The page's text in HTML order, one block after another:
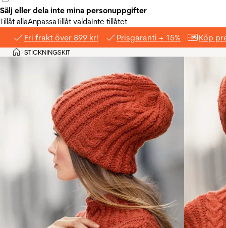
Sälj eller dela inte mina personuppgifter
Tillåt allaAnpassaTillåt valdaInte tillåtet
Fri frakt över 899 kr! Prisgaranti + 15% Köp
Hem
>STICKNINGSKIT